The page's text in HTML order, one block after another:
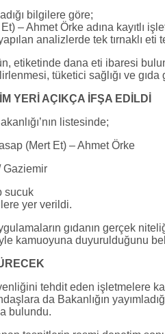
bilgilere göre;
– Ahmet Örke adına kayıtlı
analizlerde tek tırnaklı
etiketinde dana eti ibaresi
tüketici sağlığı ve
YERİ AÇIKÇA İFŞA EDİLDİ
listesinde;
(Mert Et) – Ahmet Örke
Gaziemir
sucuk
yer verildi.
gıdanın gerçek
kamuoyuna duyurulduğunu
tehdit eden işletmelere
da Bakanlığın
bulundu.